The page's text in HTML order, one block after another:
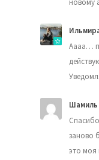
новому
Аааа…
Шамиль
заново
это моя